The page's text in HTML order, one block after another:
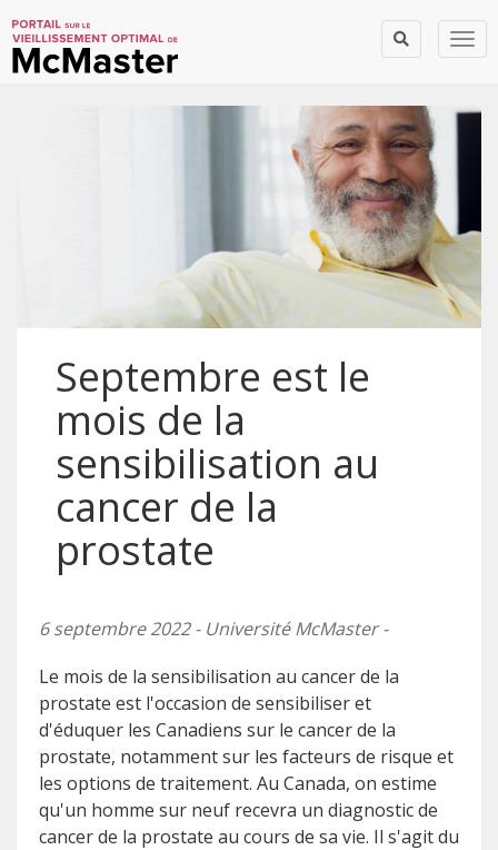
Septembre est le
mois de la
sensibilisation au
cancer de la
prostate
6 septembre 2022 - Université McMaster -
Le mois de la sensibilisation au cancer de la
prostate est l'occasion de sensibiliser et
d'éduquer les Canadiens sur le cancer de la
prostate, notamment sur les facteurs de risque et
les options de traitement. Au Canada, on estime
qu'un homme sur neuf recevra un diagnostic de
cancer de la prostate au cours de sa vie. Il s'agit du